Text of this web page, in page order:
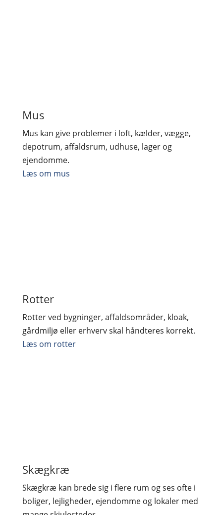
Mus
Mus kan give problemer i loft, kælder, vægge,
depotrum, affaldsrum, udhuse, lager og
ejendomme.
Læs om mus
Rotter
Rotter ved bygninger, affaldsområder, kloak,
gårdmiljø eller erhverv skal håndteres korrekt.
Læs om rotter
Skægkræ
Skægkræ kan brede sig i flere rum og ses ofte i
boliger, lejligheder, ejendomme og lokaler med